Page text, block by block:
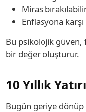
Miras
Enflasyona
Bu psikolojik
bir değer oluşturur.
10 Yıllık
Bugün geriye dönüp